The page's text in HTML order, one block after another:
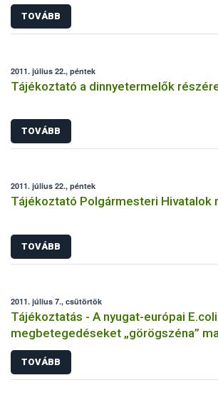
TOVÁBB
2011. július 22., péntek
Tájékoztató a dinnyetermelők
TOVÁBB
2011. július 22., péntek
Tájékoztató Polgármesteri Hivatalok
TOVÁBB
2011. július 7., csütörtök
Tájékoztatás - A nyugat-európai
megbetegedéseket „görögszéna”
TOVÁBB